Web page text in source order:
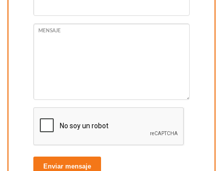
MENSAJE
Enviar mensaje